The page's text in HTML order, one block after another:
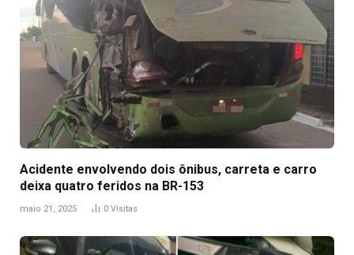
Acidente envolvendo dois ônibus, carreta e carro
deixa quatro feridos na BR-153
maio 21, 2025 0 Visitas